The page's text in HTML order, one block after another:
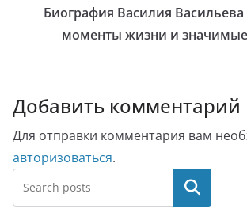
Биография Василия
моменты жизни и
Добавить комментарий
Для отправки комментария вам
авторизоваться.
Поиск